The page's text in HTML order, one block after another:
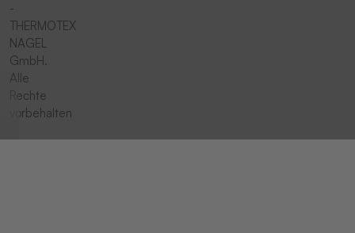
-
THERMOTEX
NAGEL
GmbH.
Alle
Rechte
vorbehalten